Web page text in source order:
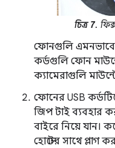
চিত্র 7.
ফোনগুলি এমনভাবে
কর্ডগুলি ফোন
ক্যামেরাগুলি
ফোনের USB
জিপ টাই ব্যবহার
বাইরে নিয়ে যান।
হোস্টের সাথে প্লাগ